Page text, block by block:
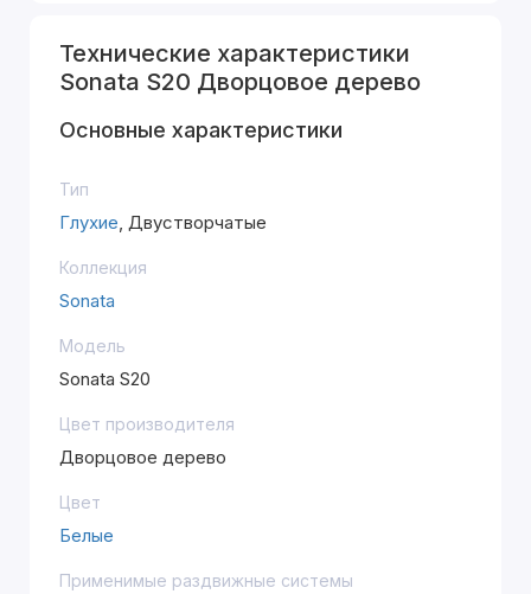
Технические характеристики
Sonata S20 Дворцовое дерево
Основные характеристики
Тип
Глухие, Двустворчатые
Коллекция
Sonata
Модель
Sonata S20
Цвет производителя
Дворцовое дерево
Цвет
Белые
Применимые раздвижные системы